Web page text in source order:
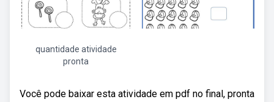
quantidade atividade
pronta
Você pode baixar esta atividade em pdf no final, pronta